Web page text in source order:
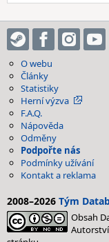
O webu
Články
Statistiky
Herní výzva
F.A.Q.
Nápověda
Odměny
Podpořte nás
Podmínky užívání
Kontakt a reklama
2008–2026 Tým
Obsah